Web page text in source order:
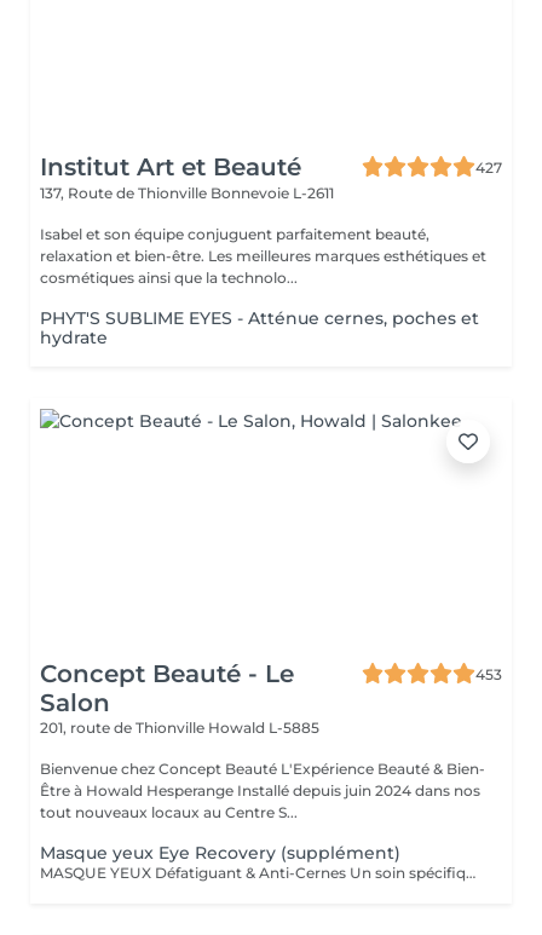
Institut Art et Beauté
427
137, Route de Thionville Bonnevoie L-2611
Isabel et son équipe conjuguent parfaitement beauté,
relaxation et bien-être. Les meilleures marques esthétiques et
cosmétiques ainsi que la technolo...
PHYT'S SUBLIME EYES - Atténue cernes, poches et
hydrate
Concept Beauté - Le
Salon
453
201, route de Thionville Howald L-5885
Bienvenue chez Concept Beauté L'Expérience Beauté & Bien-
Être à Howald Hesperange Installé depuis juin 2024 dans nos
tout nouveaux locaux au Centre S...
Masque yeux Eye Recovery (supplément)
MASQUE YEUX Défatiguant & Anti-Cernes Un soin spécifique pour la zone fragile du contour des yeux, qui décongestionne, lisse et illumine le regard. Grâce à l'action d'actifs drainants et revitalisants, ce soin atténue les cernes, les poches et les rides pour un regard reposé et éclatant. A inclure dans n'importe quel Soin SOINS DU VISAGE COMFORT ZONE Nos soins du visage utilisent les produits de la marque Comfort Zone, une référence en cosmétique professionnelle alliant science, nature et innovation. Formulés avec des ingrédients d'origine naturelle, sans silicones, parabènes ni huiles minérales, ces soins sont conçus pour respecter l'équilibre de la peau tout en offrant des résultats visibles et durables. Chaque soin est un véritable rituel de bien-être et d'efficacité, adapté aux besoins spécifiques de votre peau.